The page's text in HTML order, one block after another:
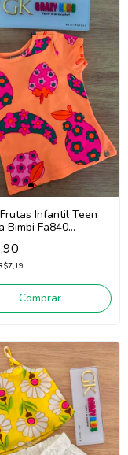
Infantil Teen
Bimbi Fa840
Comprar